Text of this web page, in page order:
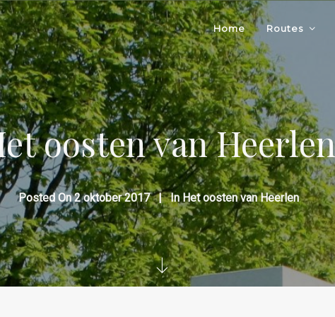
Home Routes
oosten van Heerlen
Posted On2 oktober 2017 In Het oosten van Heerlen